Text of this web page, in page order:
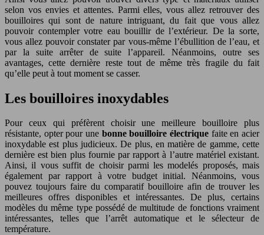
selon vos envies et attentes. Parmi elles, vous allez retrouver des
bouilloires qui sont de nature intriguant, du fait que vous allez
pouvoir contempler votre eau bouillir de l’extérieur. De la sorte,
vous allez pouvoir constater par vous-même l’ébullition de l’eau, et
par la suite arrêter de suite l’appareil. Néanmoins, outre ses
avantages, cette dernière reste tout de même très fragile du fait
qu’elle peut à tout moment se casser.
Les bouilloires inoxydables
Pour ceux qui préfèrent choisir une meilleure bouilloire plus
résistante, opter pour une bonne bouilloire électrique faite en acier
inoxydable est plus judicieux. De plus, en matière de gamme, cette
dernière est bien plus fournie par rapport à l’autre matériel existant.
Ainsi, il vous suffit de choisir parmi les modelés proposés, mais
également par rapport à votre budget initial. Néanmoins, vous
pouvez toujours faire du comparatif bouilloire afin de trouver les
meilleures offres disponibles et intéressantes. De plus, certains
modèles du même type possédé de multitude de fonctions vraiment
intéressantes, telles que l’arrêt automatique et le sélecteur de
température.